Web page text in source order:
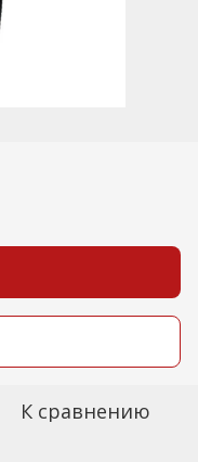
К сравнению